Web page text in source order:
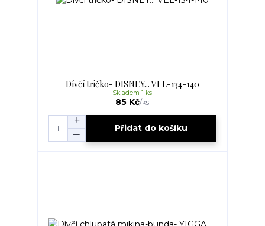
Dívčí tričko- DISNEY... VEL-134-140
85 Kč/ks
Skladem 1 ks
Přidat do košíku